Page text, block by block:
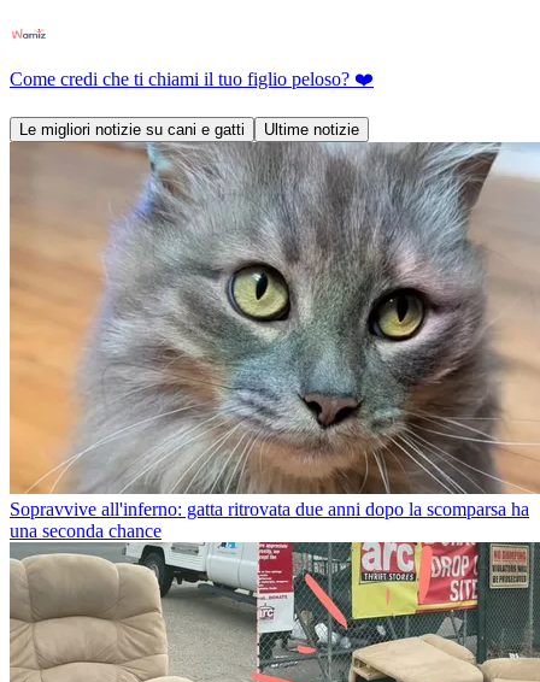
Come credi che ti chiami il tuo figlio peloso? ❤️
Le migliori notizie su cani e gatti Ultime notizie
Sopravvive all'inferno: gatta ritrovata due anni dopo la scomparsa ha
una seconda chance